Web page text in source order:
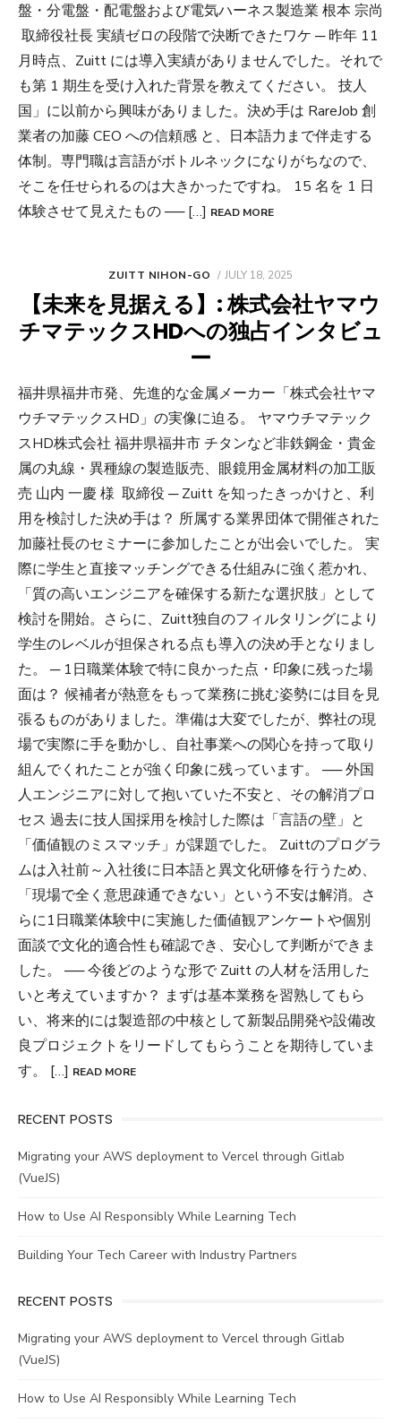
盤・分電盤・配電盤および電気ハーネス製造業 根本 宗尚
取締役社長 実績ゼロの段階で決断できたワケ ─ 昨年 11
月時点、Zuitt には導入実績がありませんでした。それで
も第 1 期生を受け入れた背景を教えてください。 技人
国」に以前から興味がありました。決め手は RareJob 創
業者の加藤 CEO への信頼感 と、日本語力まで伴走する
体制。専門職は言語がボトルネックになりがちなので、
そこを任せられるのは大きかったですね。 15 名を 1 日
体験させて見えたもの ── […] READ MORE
ZUITT NIHON-GO
POSTED
JULY 18, 2025
【未来を見据える】: 株式会社ヤマウ
チマテックスHDへの独占インタビュ
ー
福井県福井市発、先進的な金属メーカー「株式会社ヤマ
ウチマテックスHD」の実像に迫る。 ヤマウチマテック
スHD株式会社 福井県福井市 チタンなど非鉄鋼金・貴金
属の丸線・異種線の製造販売、眼鏡用金属材料の加工販
売 山内 一慶 様 取締役 ─ Zuitt を知ったきっかけと、利
用を検討した決め手は？ 所属する業界団体で開催された
加藤社長のセミナーに参加したことが出会いでした。 実
際に学生と直接マッチングできる仕組みに強く惹かれ、
「質の高いエンジニアを確保する新たな選択肢」として
検討を開始。さらに、Zuitt独自のフィルタリングにより
学生のレベルが担保される点も導入の決め手となりまし
た。 ─ 1日職業体験で特に良かった点・印象に残った場
面は？ 候補者が熱意をもって業務に挑む姿勢には目を見
張るものがありました。準備は大変でしたが、弊社の現
場で実際に手を動かし、自社事業への関心を持って取り
組んでくれたことが強く印象に残っています。 ── 外国
人エンジニアに対して抱いていた不安と、その解消プロ
セス 過去に技人国採用を検討した際は「言語の壁」と
「価値観のミスマッチ」が課題でした。 Zuittのプログラ
ムは入社前～入社後に日本語と異文化研修を行うため、
「現場で全く意思疎通できない」という不安は解消。さ
らに1日職業体験中に実施した価値観アンケートや個別
面談で文化的適合性も確認でき、安心して判断ができま
した。 ── 今後どのような形で Zuitt の人材を活用した
いと考えていますか？ まずは基本業務を習熟してもら
い、将来的には製造部の中核として新製品開発や設備改
良プロジェクトをリードしてもらうことを期待していま
す。 […] READ MORE
RECENT POSTS
Migrating your AWS deployment to Vercel through Gitlab
(VueJS)
How to Use AI Responsibly While Learning Tech
Building Your Tech Career with Industry Partners
RECENT POSTS
Migrating your AWS deployment to Vercel through Gitlab
(VueJS)
How to Use AI Responsibly While Learning Tech